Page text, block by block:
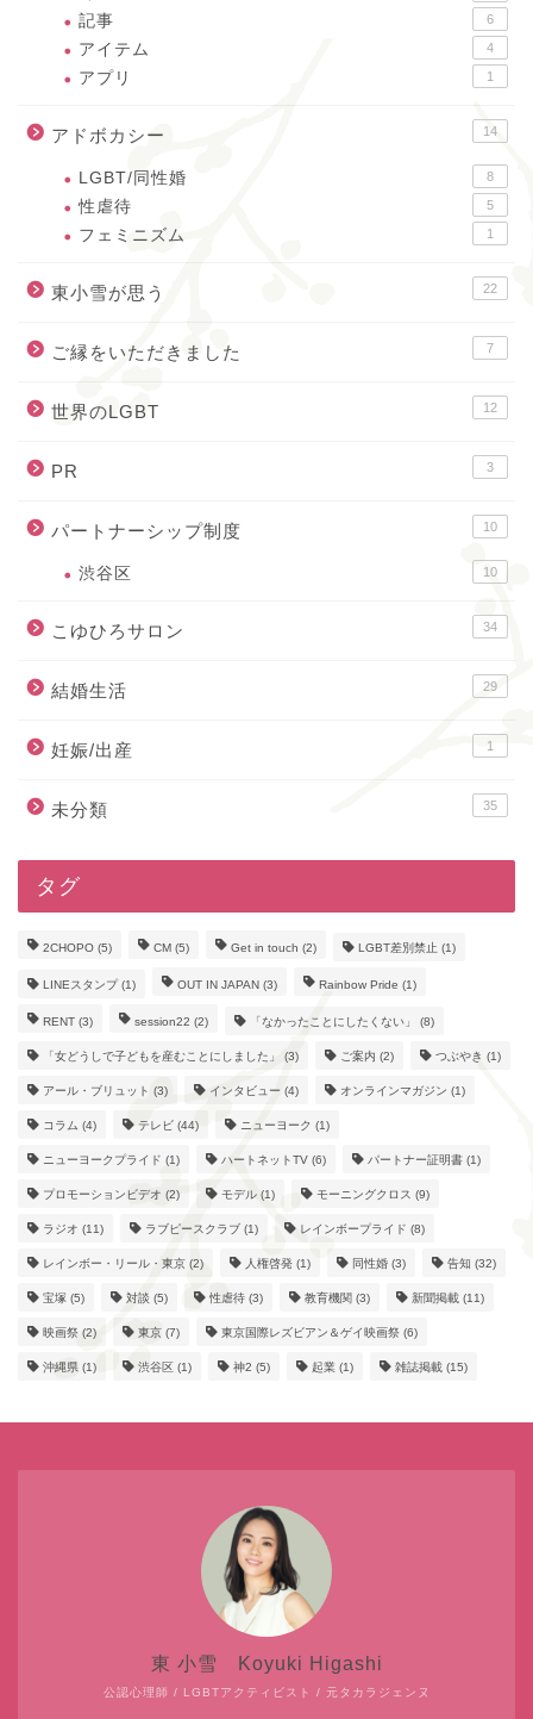
記事
6
アイテム 4
アプリ 1
アドボカシー 14
LGBT/同性婚 8
性虐待 5
フェミニズム 1
東小雪が思う 22
ご縁をいただきました 7
世界のLGBT 12
PR 3
パートナーシップ制度 10
渋谷区 10
こゆひろサロン 34
結婚生活 29
妊娠/出産 1
未分類 35
タグ
2CHOPO (5) CM (5) Get in touch (2) LGBT差別禁止 (1)
LINEスタンプ(1) OUT IN JAPAN (3) Rainbow Pride (1)
RENT (3) session22 (2) 「なかったことにしたくない」 (8)
「女どうしで子どもを産むことにしました」 (3) ご案内 (2) つぶやき (1)
アール・ブリュット (3) インタビュー (4) オンラインマガジン (1)
コラム (4) テレビ (44) ニューヨーク (1)
ニューヨークプライド (1) ハートネットTV (6) パートナー証明書 (1)
プロモーションビデオ (2) モデル (1) モーニングクロス (9)
ラジオ (11) ラブピースクラブ (1) レインボープライド (8)
レインボー・リール・東京 (2) 人権啓発 (1) 同性婚 (3) 告知 (32)
宝塚 (5) 対談 (5) 性虐待 (3) 教育機関 (3) 新聞掲載 (11)
映画祭 (2) 東京 (7) 東京国際レズビアン＆ゲイ映画祭 (6)
沖縄県 (1) 渋谷区 (1) 神2 (5) 起業 (1) 雑誌掲載 (15)
公認心理師 / LGBTアクティビスト / 元タカラジェンヌ
東 小雪 Koyuki Higashi